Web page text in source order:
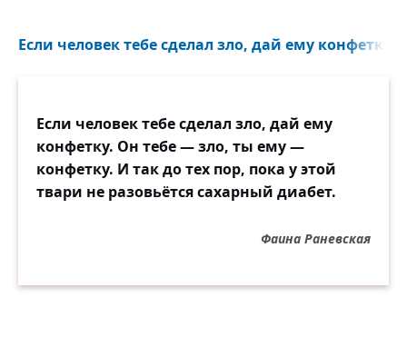
Если человек тебе сделал зло, дай ему конфетку...
Если человек тебе сделал зло, дай ему
конфетку. Он тебе — зло, ты ему —
конфетку. И так до тех пор, пока у этой
твари не разовьётся сахарный диабет.
Фаина Раневская